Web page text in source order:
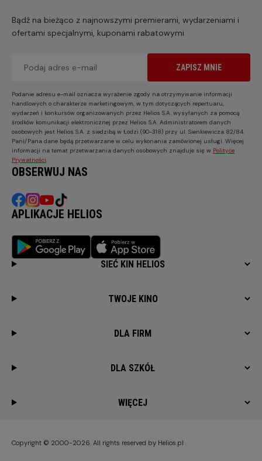
Bądź na bieżąco z najnowszymi premierami, wydarzeniami i
ofertami specjalnymi, kuponami rabatowymi
ZAPISZ MNIE
Podanie adresu e-mail oznacza wyrażenie zgody na otrzymywanie informacji
handlowych o charakterze marketingowym, w tym dotyczących repertuaru,
wydarzeń i konkursów organizowanych przez Helios S.A. wysyłanych za pomocą
środków komunikacji elektronicznej przez Helios S.A. Administratorem danych
osobowych jest Helios S.A. z siedzibą w Łodzi (90-318) przy ul. Sienkiewicza 82/84.
Pani/Pana dane będą przetwarzane w celu wykonania zamówionej usługi. Więcej
informacji na temat przetwarzania danych osobowych znajduje się w Polityce
Prywatności
OBSERWUJ NAS
APLIKACJE HELIOS
SIEĆ KIN HELIOS
TWOJE KINO
DLA FIRM
DLA SZKÓŁ
WIĘCEJ
Copyright © 2000-2026. All rights reserved by Helios.pl